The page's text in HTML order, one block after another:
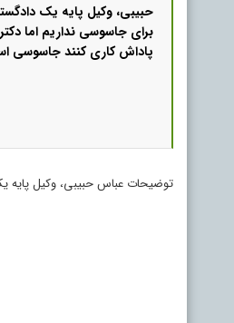
حبیبی، وکیل پایه یک
برای جاسوسی نداریم اما
پاداش کاری کنند جاسوسی
توضیحات عباس حبیبی، وکیل پایه